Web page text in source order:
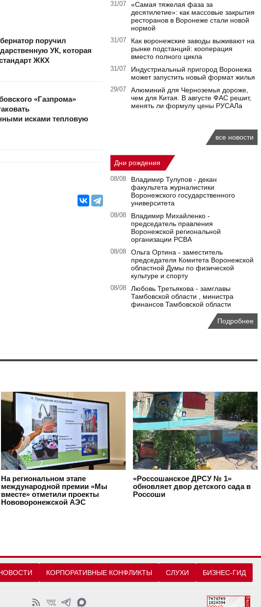
поручил
УК, которая
ЖКХ
«Газпрома»
исками тепловую
31/07
«Самая тяжелая фаза за
десятилетие»: как массовые закрытия
ресторанов в Воронеже стали новой
нормой
31/07
Как воронежские заводы выживают на
рынке подстанций: кооперация
вместо полного цикла
31/07
Индустриальный пригород Воронежа
может запустить новый формат жилья
29/07
Алюминий для Черноземья дороже,
чем для Китая. В августе ФАС решит,
менять ли формулу цены РУСАЛа
все новости
Дни рождения
08/08
Владимир Тулупов - декан
факультета журналистики
Воронежского государственного
университета
08/08
Владимир Михайленко -
председатель правления
Воронежской региональной
организации РСВА
08/08
Ольга Ортина - заместитель
председателя Комитета Воронежской
областной Думы по физической
культуре и спорту
08/08
Любовь Третьякова - замглавы
Тамбовской области , министра
финансов Тамбовской области
Подробнее
На региональном этапе
международной премии «Мы
вместе» отметили проекты
Нововоронежской АЭС
«Россошанское ДРСУ № 1»
обновляет двор детского сада в
Россоши
КОРПОРАТИВНЫЕ КОНФЛИКТЫ СЛУХИ БИЗНЕС-ГИД